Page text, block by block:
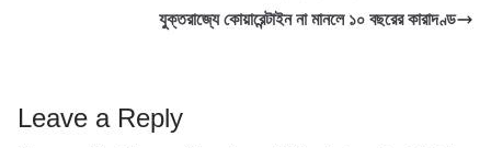
যুক্তরাজ্যে কোয়ারেন্টাইন না মানলে ১০ বছরের কারাদণ্ড
Leave a Reply